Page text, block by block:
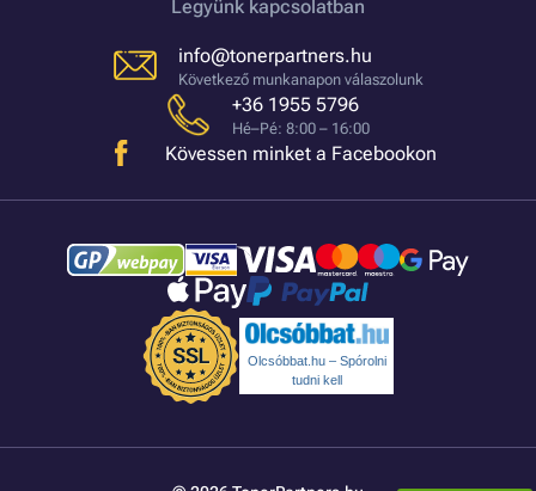
Legyünk kapcsolatban
info@tonerpartners.hu
Következő munkanapon válaszolunk
+36 1955 5796
Hé–Pé: 8:00 – 16:00
Kövessen minket a Facebookon
Olcsóbbat.hu – Spórolni
tudni kell